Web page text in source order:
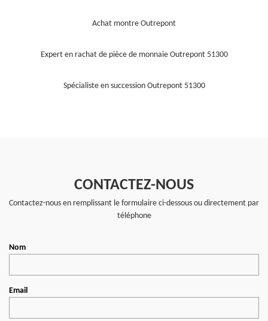
Achat montre Outrepont
Expert en rachat de pièce de monnaie Outrepont 51300
Spécialiste en succession Outrepont 51300
CONTACTEZ-NOUS
Contactez-nous en remplissant le formulaire ci-dessous ou directement par
téléphone
Nom
Email